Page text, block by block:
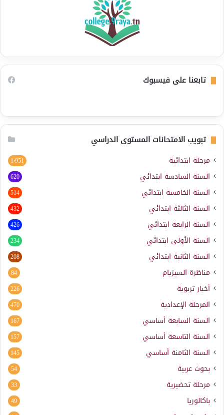
تابعنا على فيسبوك
تبويب الامتحانات المستوى الدراسي
مرحلة ابتدائية 1٬951
السنة السادسة ابتدائي 620
السنة الخامسة ابتدائي 514
السنة الثالثة ابتدائي 432
السنة الرابعة ابتدائي 426
السنة الأولى ابتدائي 234
السنة الثانية ابتدائي 208
مناظرة السيزيام 84
أخبار تربوية 226
المرحلة الإعدادية 470
السنة السابعة أساسي 167
السنة التاسعة أساسي 157
السنة الثامنة أساسي 145
بحوث عربية 54
مرحلة تحضيرية 33
باكالوريا 49